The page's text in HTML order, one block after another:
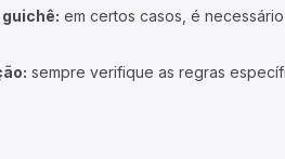
guichê: em certos casos, é
sempre verifique as regras